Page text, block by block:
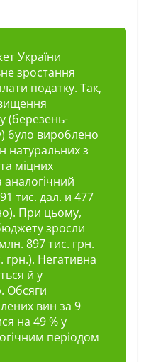
України
зростання
податку. Так,
(березень-
було вироблено
натуральних з
міцних
аналогічний
тис. дал. и 477
При цьому,
зросли
897 тис. грн.
грн.). Негативна
й у
Обсяги
вин за 9
на 49 % у
періодом